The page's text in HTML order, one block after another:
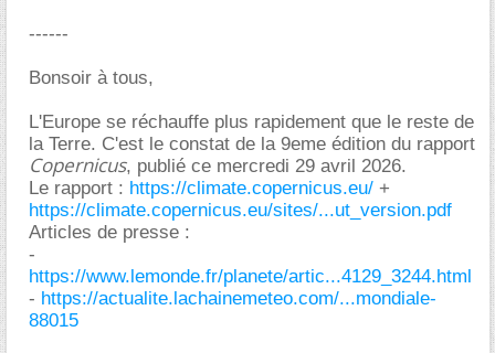
------
Bonsoir à tous,
L'Europe se réchauffe plus rapidement que le reste de
la Terre. C'est le constat de la 9eme édition du rapport
Copernicus, publié ce mercredi 29 avril 2026.
Le rapport : https://climate.copernicus.eu/ +
https://climate.copernicus.eu/sites/...ut_version.pdf
Articles de presse :
-
https://www.lemonde.fr/planete/artic...4129_3244.html
- https://actualite.lachainemeteo.com/...mondiale-
88015